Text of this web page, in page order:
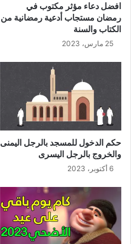
افضل دعاء مؤثر مكتوب في
رمضان مستجاب أدعية رمضانية من
الكتاب والسنة
25 مارس، 2023
حكم الدخول للمسجد بالرجل اليمنى
والخروج بالرجل اليسرى
6 أكتوبر، 2023